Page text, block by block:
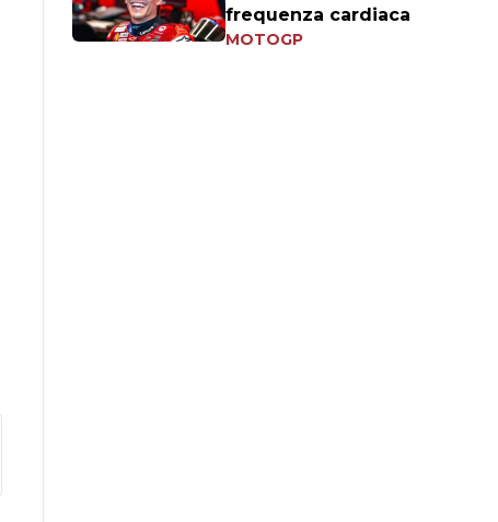
frequenza cardiaca
MOTOGP